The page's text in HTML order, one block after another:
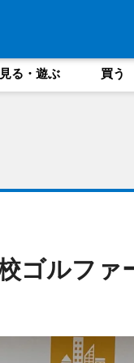
見る・遊ぶ 買う
ゴルファ